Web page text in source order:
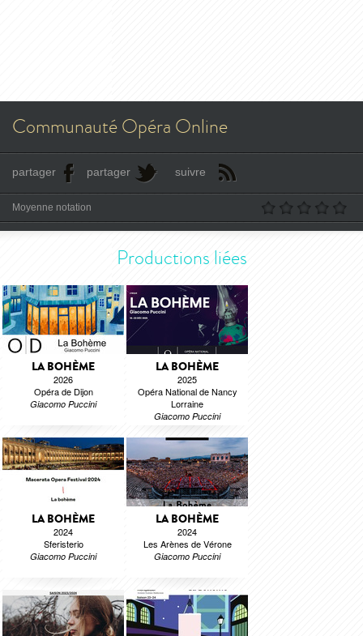
Communauté Opéra Online
partager partager suivre
Moyenne notation
Productions liées
LA BOHÈME
2026
Opéra de Dijon
Giacomo Puccini
LA BOHÈME
2025
Opéra National de Nancy
Lorraine
Giacomo Puccini
LA BOHÈME
2024
Sferisterio
Giacomo Puccini
LA BOHÈME
2024
Les Arènes de Vérone
Giacomo Puccini